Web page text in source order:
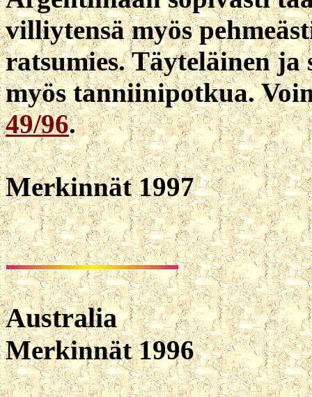
villiytensä myös
ratsumies. Täyteläinen ja
myös tanniinipotkua.
49/96.
Merkinnät 1997
Australia
Merkinnät 1996